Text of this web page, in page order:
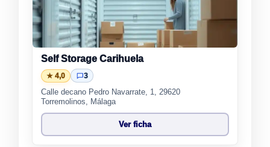
Self Storage Carihuela
★ 4,0
3
Calle decano Pedro Navarrate, 1, 29620
Torremolinos, Málaga
Ver ficha